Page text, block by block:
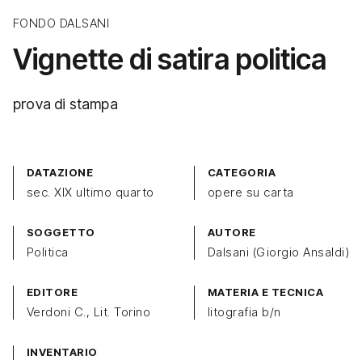
FONDO DALSANI
Vignette di satira politica
prova di stampa
DATAZIONE
sec. XIX ultimo quarto
CATEGORIA
opere su carta
SOGGETTO
Politica
AUTORE
Dalsani (Giorgio Ansaldi)
EDITORE
Verdoni C., Lit. Torino
MATERIA E TECNICA
litografia b/n
INVENTARIO